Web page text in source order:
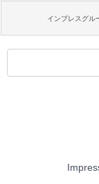
インプレスグル